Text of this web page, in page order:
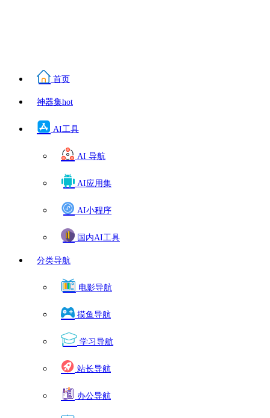
首页
神器集hot
AI工具
AI 导航
AI应用集
AI小程序
国内AI工具
分类导航
电影导航
摸鱼导航
学习导航
站长导航
办公导航